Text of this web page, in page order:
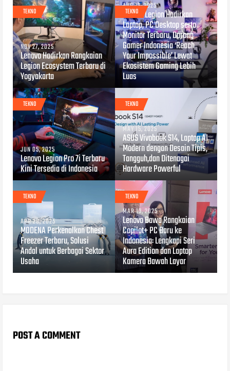
TEKNO
NOV 27, 2025
Lenovo Hadirkan Rangkaian
Legion Ecosystem Terbaru di
Yogyakarta
TEKNO
AUG 12, 2025
Lenovo Legion Hadirkan
Laptop, PC Desktop serta
Monitor Terbaru, Dorong
Gamer Indonesia ‘Reach
Your Impossible’ Lewat
Ekosistem Gaming Lebih
Luas
TEKNO
JUN 05, 2025
Lenovo Legion Pro 7i Terbaru
Kini Tersedia di Indonesia
TEKNO
MAY 15, 2025
ASUS Vivobook S14, Laptop AI
Modern dengan Desain Tipis,
Tangguh,dan Ditenagai
Hardware Powerful
TEKNO
APR 28, 2025
MODENA Perkenalkan Chest
Freezer Terbaru, Solusi
Andal untuk Berbagai Sektor
Usaha
TEKNO
MAR 13, 2025
Lenovo Bawa Rangkaian
Copilot+ PC Baru ke
Indonesia: Lengkapi Seri
Aura Edition dan Laptop
Kamera Bawah Layar
POST A COMMENT